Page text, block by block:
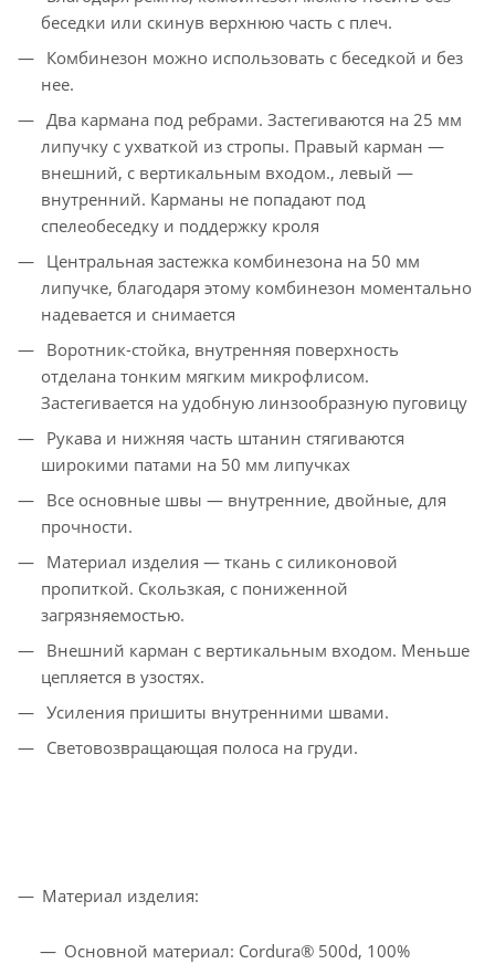
беседки или скинув верхнюю часть с плеч.
Комбинезон можно использовать с беседкой и без
нее.
Два кармана под ребрами. Застегиваются на 25 мм
липучку с ухваткой из стропы. Правый карман —
внешний, с вертикальным входом., левый —
внутренний. Карманы не попадают под
спелеобеседку и поддержку кроля
Центральная застежка комбинезона на 50 мм
липучке, благодаря этому комбинезон моментально
надевается и снимается
Воротник-стойка, внутренняя поверхность
отделана тонким мягким микрофлисом.
Застегивается на удобную линзообразную пуговицу
Рукава и нижняя часть штанин стягиваются
широкими патами на 50 мм липучках
Все основные швы — внутренние, двойные, для
прочности.
Материал изделия — ткань с силиконовой
пропиткой. Скользкая, с пониженной
загрязняемостью.
Внешний карман с вертикальным входом. Меньше
цепляется в узостях.
Усиления пришиты внутренними швами.
Световозвращающая полоса на груди.
Материал изделия:
Основной материал: Cordura® 500d, 100%